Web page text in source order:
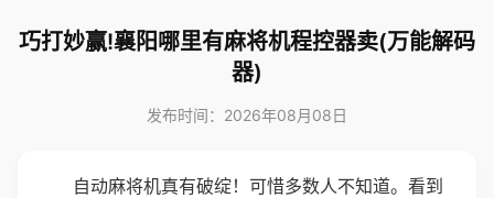
巧打妙赢!襄阳哪里有麻将机程控器卖(万能解码
器)
发布时间：2026年08月08日
自动麻将机真有破绽！可惜多数人不知道。看到